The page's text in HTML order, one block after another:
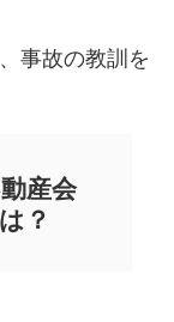
事故の教訓を
産会
？